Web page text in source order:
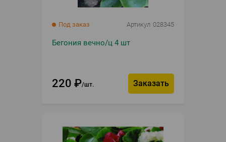
Под заказ Артикул 028345
Бегония вечно/ц 4 шт
220 ₽ шт. Заказать